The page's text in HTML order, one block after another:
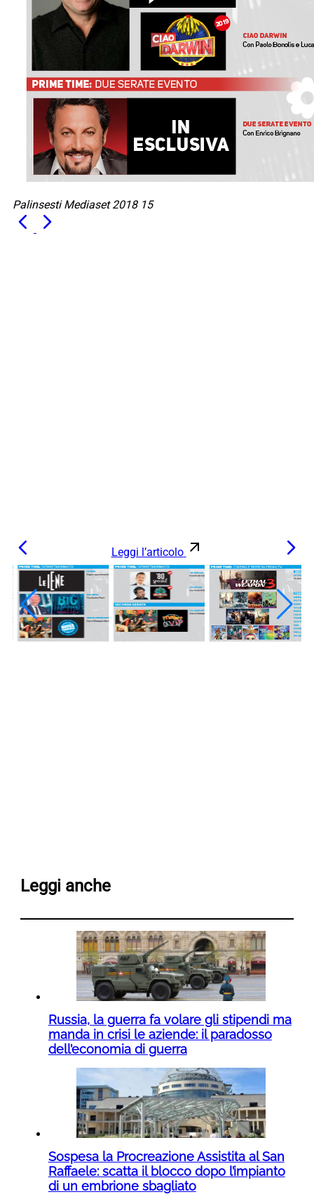
Palinsesti Mediaset 2018 15
Leggi l’articolo
Leggi anche
Russia, la guerra fa volare gli stipendi ma
manda in crisi le aziende: il paradosso
dell’economia di guerra
Sospesa la Procreazione Assistita al San
Raffaele: scatta il blocco dopo l’impianto
di un embrione sbagliato